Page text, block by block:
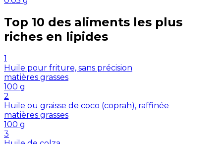
Top 10 des aliments les plus
riches en lipides
1
Huile pour friture, sans précision
matières grasses
100 g
2
Huile ou graisse de coco (coprah), raffinée
matières grasses
100 g
3